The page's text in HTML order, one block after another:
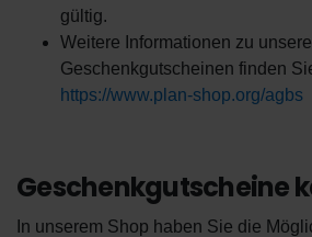
gültig.
Weitere Informationen zu
Geschenkgutscheinen finden
https://www.plan-shop.org/agbs
Geschenkgutscheine
In unserem Shop haben Sie die